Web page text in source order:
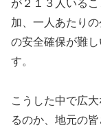
が２１３人いる
加、一人あたり
の安全確保が難
す。
こうした中で広
るのか、地元の